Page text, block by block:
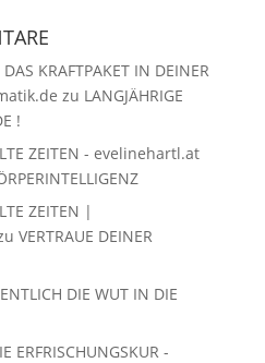
KRAFTPAKET IN DEINER
zu LANGJÄHRIGE
!
ZEITEN - evelinehartl.at
ZEITEN |
VERTRAUE DEINER
DIE WUT IN DIE
ERFRISCHUNGSKUR -